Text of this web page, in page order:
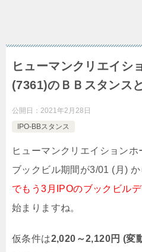
ヒューマンクリエイシ
(7361)のＢＢスタンス
公開日： 2021年2月28日
IPO-BBスタンス
ヒューマンクリエイション
ブックビル期間が3/01 (月) か
でもう3月IPOのブックビル
始まりますね。
仮条件は2,020～2,120円 (変